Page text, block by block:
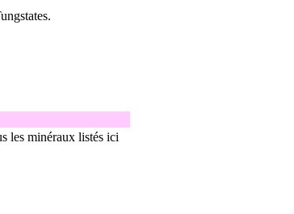
les minéraux listés ici